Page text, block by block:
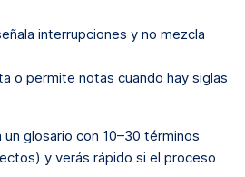
interrupciones y no mezcla
o permite notas cuando hay siglas
glosario con 10–30 términos
y verás rápido si el proceso